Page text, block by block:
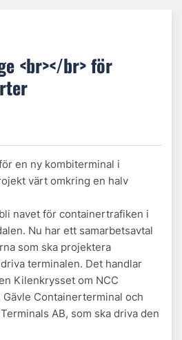
<br></br> för
en ny kombiterminal i
värt omkring en halv
navet för containertrafiken i
Nu har ett samarbetsavtal
som ska projektera
terminalen. Det handlar
Kilenkrysset om NCC
Containerterminal och
AB, som ska driva den